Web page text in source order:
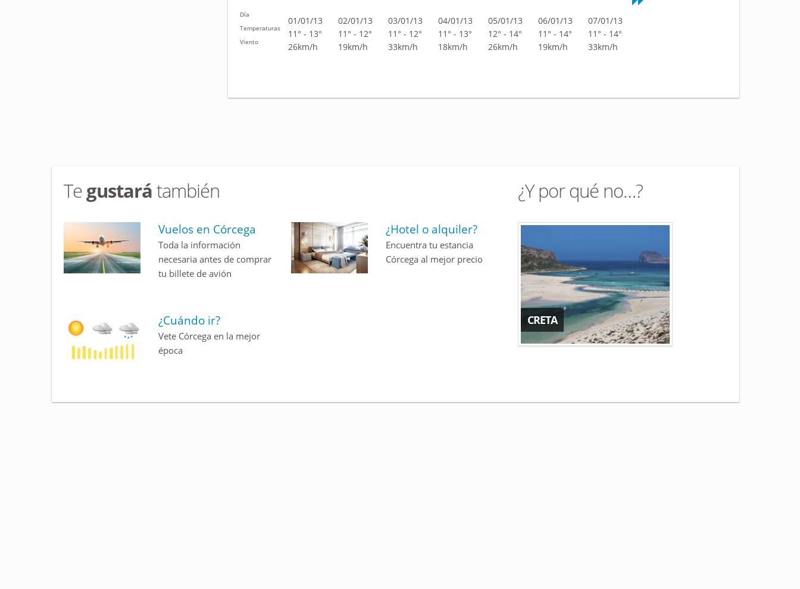
Día
Temperaturas
Viento
01/01/13
11° - 13°
26km/h
02/01/13
11° - 12°
19km/h
03/01/13
11° - 12°
33km/h
04/01/13
11° - 13°
18km/h
05/01/13
12° - 14°
26km/h
06/01/13
11° - 14°
19km/h
07/01/13
11° - 14°
33km/h
Tegustarátambién
Vuelos en Córcega
Toda la información
necesaria antes de comprar
tu billete de avión
¿Hotel o alquiler?
Encuentra tu estancia
Córcega al mejor precio
¿Cuándo ir?
Vete Córcega en la mejor
época
¿Y por qué no…?
CRETA